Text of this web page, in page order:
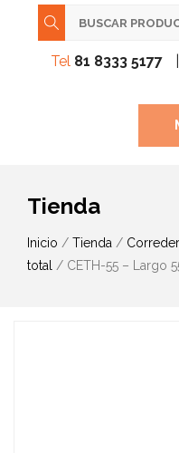
Tel 81 8333 5177
Tienda
Inicio / Tienda /
total
/ CETH-55 – Largo